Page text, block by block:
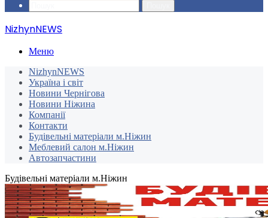
NizhynNEWS
Меню
NizhynNEWS
Україна і світ
Новини Чернігова
Новини Ніжина
Компанії
Контакти
Будівельні матеріали м.Ніжин
Меблевий салон м.Ніжин
Автозапчастини
Будівельні матеріали м.Ніжин